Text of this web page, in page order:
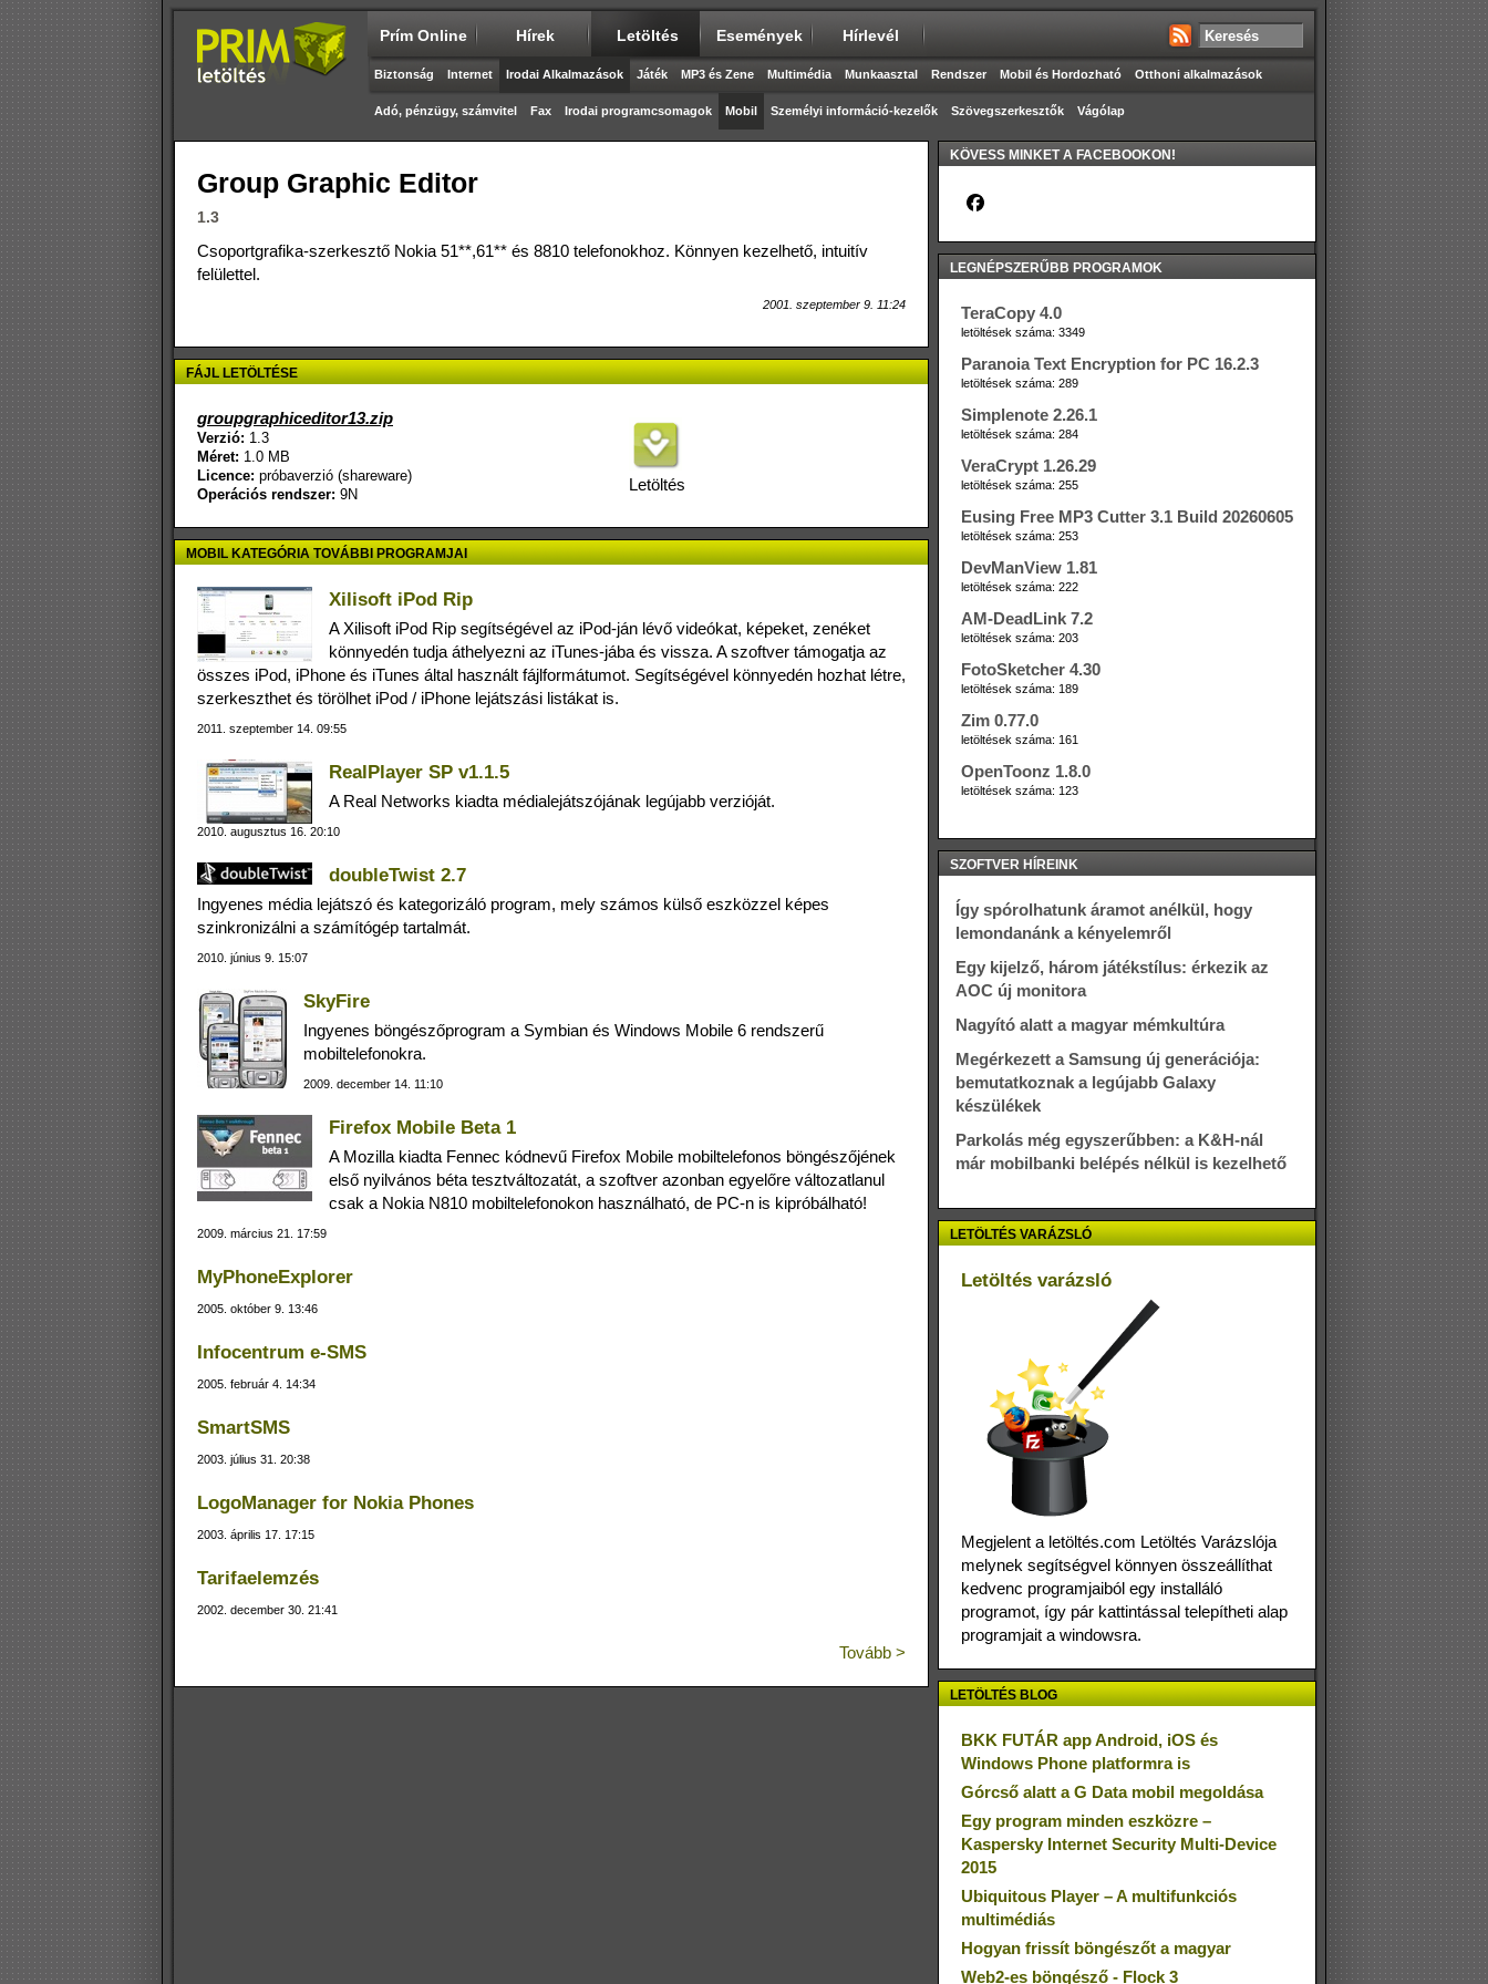
Prím Online Hírek Letöltés Események Hírlevél
Biztonság Internet Irodai Alkalmazások Játék MP3 és Zene Multimédia Munkaasztal Rendszer Mobil és Hordozható Otthoni alkalmazások
Adó, pénzügy, számvitel Fax Irodai programcsomagok Mobil Személyi információ-kezelők Szövegszerkesztők Vágólap
Group Graphic Editor
1.3
Csoportgrafika-szerkesztő Nokia 51**,61** és 8810 telefonokhoz. Könnyen kezelhető, intuitív
felülettel.
2001. szeptember 9. 11:24
FÁJL LETÖLTÉSE
groupgraphiceditor13.zip
Verzió: 1.3
Méret: 1.0 MB
Licence: próbaverzió (shareware)
Operációs rendszer: 9N
Letöltés
MOBIL KATEGÓRIA TOVÁBBI PROGRAMJAI
Xilisoft iPod Rip
A Xilisoft iPod Rip segítségével az iPod-ján lévő videókat, képeket, zenéket
könnyedén tudja áthelyezni az iTunes-jába és vissza. A szoftver támogatja az
összes iPod, iPhone és iTunes által használt fájlformátumot. Segítségével könnyedén hozhat létre,
szerkeszthet és törölhet iPod / iPhone lejátszási listákat is.
2011. szeptember 14. 09:55
RealPlayer SP v1.1.5
A Real Networks kiadta médialejátszójának legújabb verzióját.
2010. augusztus 16. 20:10
doubleTwist 2.7
Ingyenes média lejátszó és kategorizáló program, mely számos külső eszközzel képes
szinkronizálni a számítógép tartalmát.
2010. június 9. 15:07
SkyFire
Ingyenes böngészőprogram a Symbian és Windows Mobile 6 rendszerű
mobiltelefonokra.
2009. december 14. 11:10
Firefox Mobile Beta 1
A Mozilla kiadta Fennec kódnevű Firefox Mobile mobiltelefonos böngészőjének
első nyilvános béta tesztváltozatát, a szoftver azonban egyelőre változatlanul
csak a Nokia N810 mobiltelefonokon használható, de PC-n is kipróbálható!
2009. március 21. 17:59
MyPhoneExplorer
2005. október 9. 13:46
Infocentrum e-SMS
2005. február 4. 14:34
SmartSMS
2003. július 31. 20:38
LogoManager for Nokia Phones
2003. április 17. 17:15
Tarifaelemzés
2002. december 30. 21:41
Tovább >
KÖVESS MINKET A FACEBOOKON!
LEGNÉPSZERŰBB PROGRAMOK
TeraCopy 4.0
letöltések száma: 3349
Paranoia Text Encryption for PC 16.2.3
letöltések száma: 289
Simplenote 2.26.1
letöltések száma: 284
VeraCrypt 1.26.29
letöltések száma: 255
Eusing Free MP3 Cutter 3.1 Build 20260605
letöltések száma: 253
DevManView 1.81
letöltések száma: 222
AM-DeadLink 7.2
letöltések száma: 203
FotoSketcher 4.30
letöltések száma: 189
Zim 0.77.0
letöltések száma: 161
OpenToonz 1.8.0
letöltések száma: 123
SZOFTVER HÍREINK
Így spórolhatunk áramot anélkül, hogy
lemondanánk a kényelemről
Egy kijelző, három játékstílus: érkezik az
AOC új monitora
Nagyító alatt a magyar mémkultúra
Megérkezett a Samsung új generációja:
bemutatkoznak a legújabb Galaxy
készülékek
Parkolás még egyszerűbben: a K&H-nál
már mobilbanki belépés nélkül is kezelhető
LETÖLTÉS VARÁZSLÓ
Letöltés varázsló
Megjelent a letöltés.com Letöltés Varázslója
melynek segítségvel könnyen összeállíthat
kedvenc programjaiból egy installáló
programot, így pár kattintással telepítheti alap
programjait a windowsra.
LETÖLTÉS BLOG
BKK FUTÁR app Android, iOS és
Windows Phone platformra is
Górcső alatt a G Data mobil megoldása
Egy program minden eszközre –
Kaspersky Internet Security Multi-Device
2015
Ubiquitous Player – A multifunkciós
multimédiás
Hogyan frissít böngészőt a magyar
Web2-es böngésző - Flock 3